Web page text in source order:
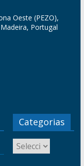
Oeste (PEZO),
Portugal
Categorias